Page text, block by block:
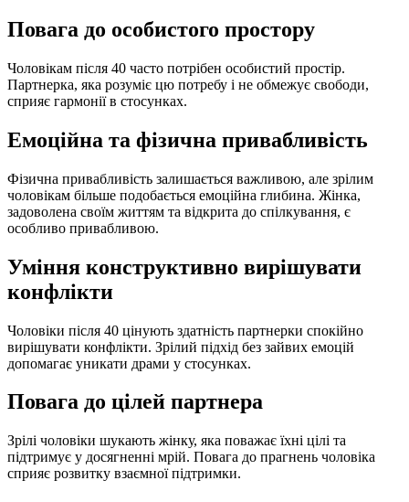
Повага до особистого простору
Чоловікам після 40 часто потрібен особистий простір.
Партнерка, яка розуміє цю потребу і не обмежує свободи,
сприяє гармонії в стосунках.
Емоційна та фізична привабливість
Фізична привабливість залишається важливою, але зрілим
чоловікам більше подобається емоційна глибина. Жінка,
задоволена своїм життям та відкрита до спілкування, є
особливо привабливою.
Уміння конструктивно вирішувати
конфлікти
Чоловіки після 40 цінують здатність партнерки спокійно
вирішувати конфлікти. Зрілий підхід без зайвих емоцій
допомагає уникати драми у стосунках.
Повага до цілей партнера
Зрілі чоловіки шукають жінку, яка поважає їхні цілі та
підтримує у досягненні мрій. Повага до прагнень чоловіка
сприяє розвитку взаємної підтримки.